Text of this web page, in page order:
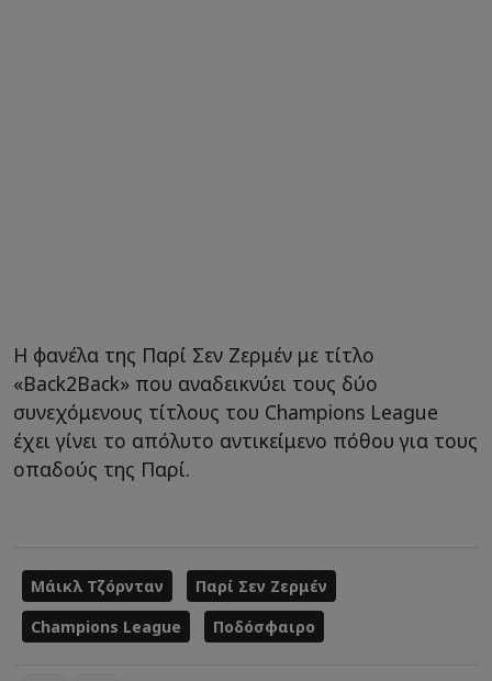
Η φανέλα της Παρί Σεν Ζερμέν με τίτλο
«Back2Back» που αναδεικνύει τους δύο
συνεχόμενους τίτλους του Champions League
έχει γίνει το απόλυτο αντικείμενο πόθου για τους
οπαδούς της Παρί.
Μάικλ Τζόρνταν
Παρί Σεν Ζερμέν
Champions League
Ποδόσφαιρο